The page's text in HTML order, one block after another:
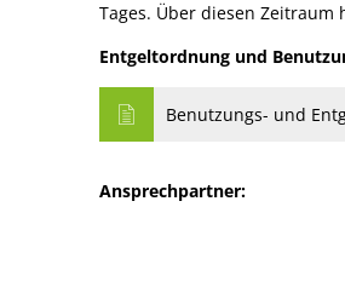
Tages. Über diesen
Entgeltordnung und
Benutzungs- und
Ansprechpartner: